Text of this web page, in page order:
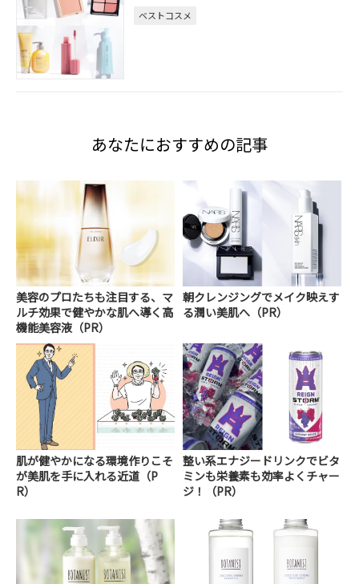
ベストコスメ
あなたにおすすめの記事
美容のプロたちも注目する、マ
ルチ効果で健やかな肌へ導く高
機能美容液（PR）
朝クレンジングでメイク映えす
る潤い美肌へ（PR）
肌が健やかになる環境作りこそ
が美肌を手に入れる近道（P
R）
整い系エナジードリンクでビタ
ミンも栄養素も効率よくチャー
ジ！（PR）